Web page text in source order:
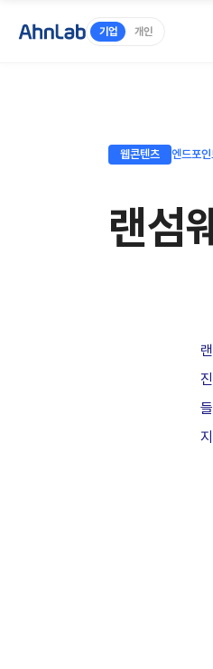
기업 개인
웹콘텐츠 엔드포
랜섬